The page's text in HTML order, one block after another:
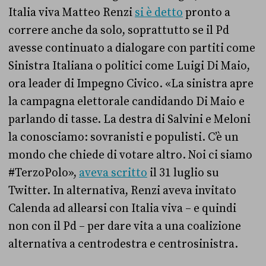
Italia viva Matteo Renzi si è detto pronto a
correre anche da solo, soprattutto se il Pd
avesse continuato a dialogare con partiti come
Sinistra Italiana o politici come Luigi Di Maio,
ora leader di Impegno Civico. «La sinistra apre
la campagna elettorale candidando Di Maio e
parlando di tasse. La destra di Salvini e Meloni
la conosciamo: sovranisti e populisti. C’è un
mondo che chiede di votare altro. Noi ci siamo
#TerzoPolo», aveva scritto il 31 luglio su
Twitter. In alternativa, Renzi aveva invitato
Calenda ad allearsi con Italia viva – e quindi
non con il Pd – per dare vita a una coalizione
alternativa a centrodestra e centrosinistra.